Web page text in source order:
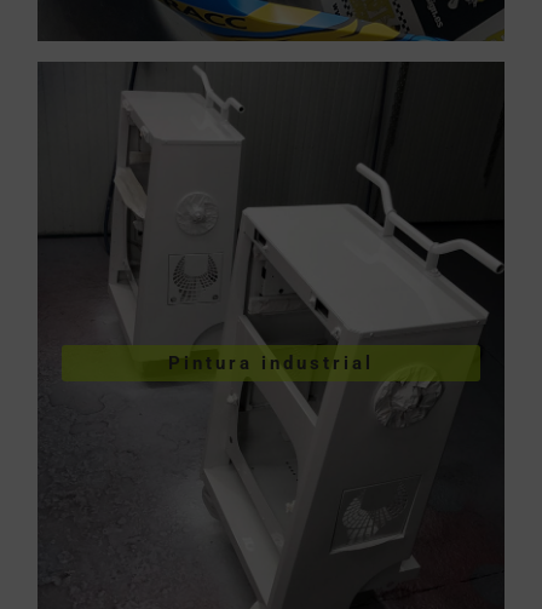
Pintura industrial
Pintura de piezas
industriales
VER PINTURA INDUSTRIAL